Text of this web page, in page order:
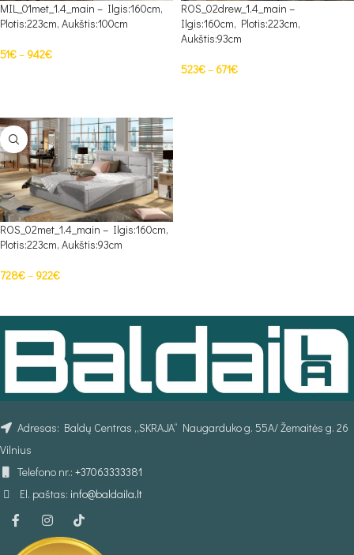
MIL_01met_1.4_main – Ilgis:160cm,
Plotis:223cm, Aukštis:100cm
51€– 942€
ROS_02drew_1.4_main –
Ilgis:160cm, Plotis:223cm,
Aukštis:93cm
523€– 671€
ROS_02met_1.4_main – Ilgis:160cm,
Plotis:223cm, Aukštis:93cm
728€– 922€
Adresas: Baldų Centras „SKRAJA“ Naugarduko g. 55A/ Žemaitės g. 26
Vilnius
Telefono nr.: +37063333381
El. paštas: info@baldaila.lt